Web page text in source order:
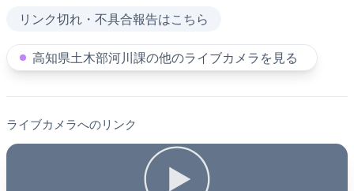
リンク切れ・不具合報告はこちら
高知県土木部河川課の他のライブカメラを見る
ライブカメラへのリンク